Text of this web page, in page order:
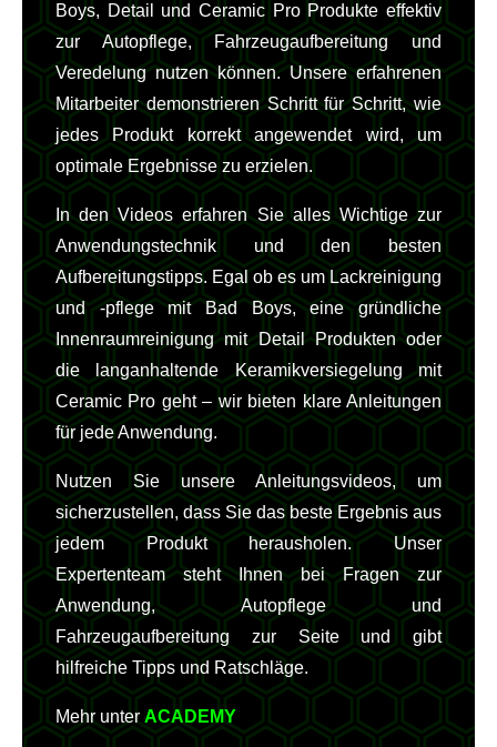
Boys, Detail und Ceramic Pro Produkte effektiv
zur Autopflege, Fahrzeugaufbereitung und
Veredelung nutzen können. Unsere erfahrenen
Mitarbeiter demonstrieren Schritt für Schritt, wie
jedes Produkt korrekt angewendet wird, um
optimale Ergebnisse zu erzielen.
In den Videos erfahren Sie alles Wichtige zur
Anwendungstechnik und den besten
Aufbereitungstipps. Egal ob es um Lackreinigung
und -pflege mit Bad Boys, eine gründliche
Innenraumreinigung mit Detail Produkten oder
die langanhaltende Keramikversiegelung mit
Ceramic Pro geht – wir bieten klare Anleitungen
für jede Anwendung.
Nutzen Sie unsere Anleitungsvideos, um
sicherzustellen, dass Sie das beste Ergebnis aus
jedem Produkt herausholen. Unser
Expertenteam steht Ihnen bei Fragen zur
Anwendung, Autopflege und
Fahrzeugaufbereitung zur Seite und gibt
hilfreiche Tipps und Ratschläge.
Mehr unter ACADEMY